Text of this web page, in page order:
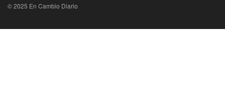
© 2025 En Cambio Diario